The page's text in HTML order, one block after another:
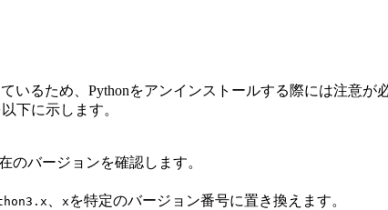
るため、Pythonをアンインストールする際には注意が
下に示します。
のバージョンを確認します。
x を特定のバージョン番号に置き換えます。